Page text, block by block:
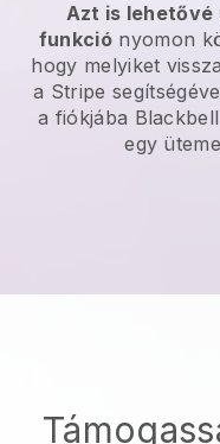
Azt is
funkció nyomon
hogy melyiket
a Stripe
a fiókjába Blackbell
egy